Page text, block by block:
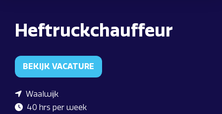
Heftruckchauffeur
BEKIJK VACATURE
Waalwijk
40 hrs per week